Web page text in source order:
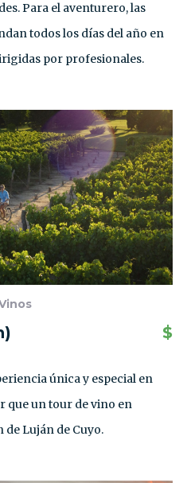
Para el aventurero, las
todos los días del año en
por profesionales.
$
única y especial en
que un tour de vino en
Luján de Cuyo.